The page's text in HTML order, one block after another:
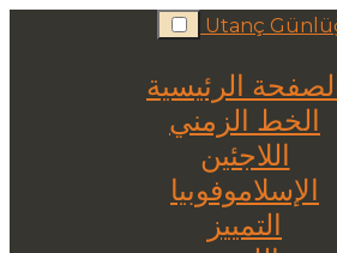
Skip
to
الرئيسية
الخط الزمني
اللاجئين
الإسلاموفوبيا
التمييز